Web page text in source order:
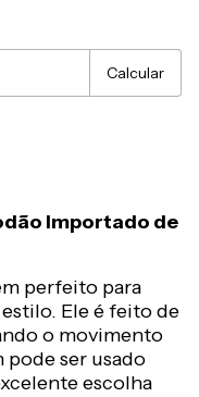
Calcular
Importado de
perfeito para
Ele é feito de
o movimento
pode ser usado
escolha